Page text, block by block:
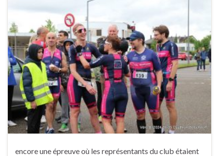
encore une épreuve où les représentants du club étaient